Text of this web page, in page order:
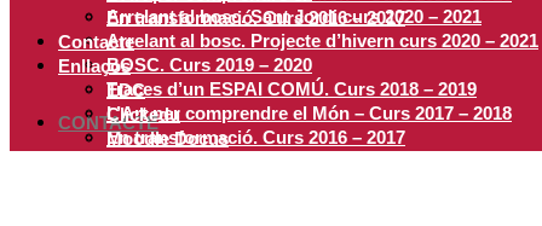
Arrelant al bosc. Sant Jordi curs 2020 – 2021
Arrelant al bosc. Projecte d’hivern curs 2020 – 2021
BOSC. Curs 2019 – 2020
Traces d’un ESPAI COMÚ. Curs 2018 – 2019
L’Art per comprendre el Món – Curs 2017 – 2018
En transformació. Curs 2016 – 2017
CONTACTE
En transformació. Curs 2016 – 2017
Contacte
Enllaços
EDC
Clickedu
Moodle Docus